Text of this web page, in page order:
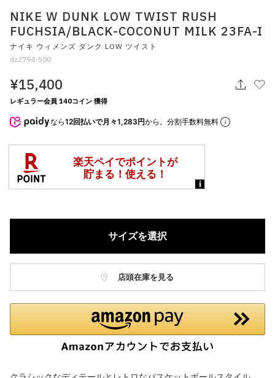
NIKE W DUNK LOW TWIST RUSH
FUCHSIA/BLACK-COCONUT MILK 23FA-I
ナイキ ウィメンズ ダンク LOW ツイスト
dz2794-500
¥15,400
レギュラー会員 140コイン 獲得
なら12回払いで月々1,283円から。分割手数料無料
サイズを選択
店頭在庫を見る